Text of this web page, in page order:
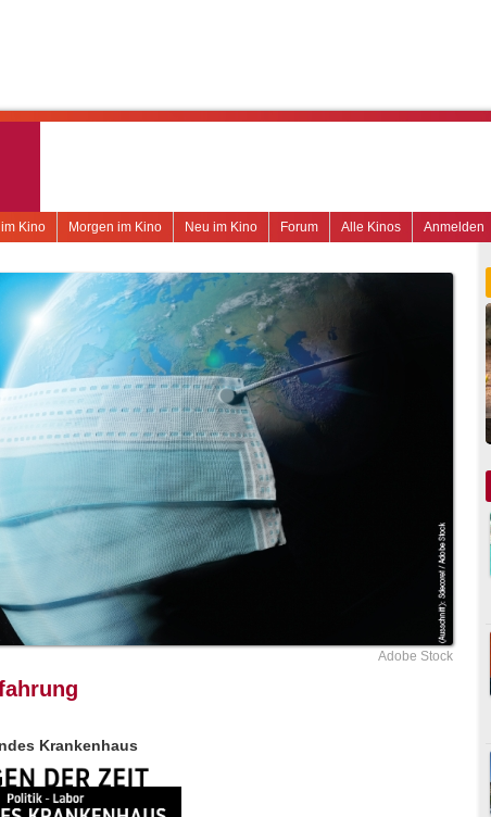
Anmelden
Alle Kinos
Forum
Neu im Kino
Morgen im Kino
Kino
Adobe Stock
Krankenhaus